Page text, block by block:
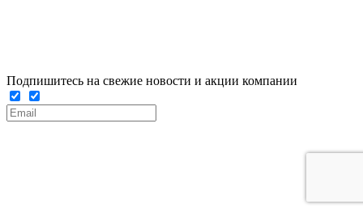
Подпишитесь на свежие новости и акции компании